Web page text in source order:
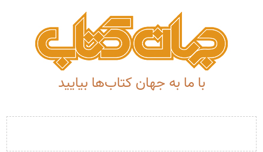
با ما به جهان کتاب‌ها بیایید